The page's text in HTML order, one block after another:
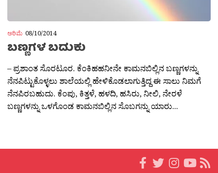
ಅರಿಮೆ 08/10/2014
ಬಣ್ಣಗಳ ಬದುಕು
– ಪ್ರಶಾಂತ ಸೊರಟೂರ. ಕೆಂಕಿಹಹನೀನೇ ಕಾಮನಬಿಲ್ಲಿನ ಬಣ್ಣಗಳನ್ನು
ನೆನಪಿಟ್ಟುಕೊಳ್ಳಲು ಶಾಲೆಯಲ್ಲಿ ಹೇಳಿಕೊಡಲಾಗುತ್ತಿದ್ದ ಈ ಸಾಲು ನಿಮಗೆ
ನೆನಪಿರಬಹುದು. ಕೆಂಪು, ಕಿತ್ತಳೆ, ಹಳದಿ, ಹಸಿರು, ನೀಲಿ, ನೇರಳೆ
ಬಣ್ಣಗಳನ್ನು ಒಳಗೊಂಡ ಕಾಮನಬಿಲ್ಲಿನ ಸೊಬಗನ್ನು ಯಾರು...